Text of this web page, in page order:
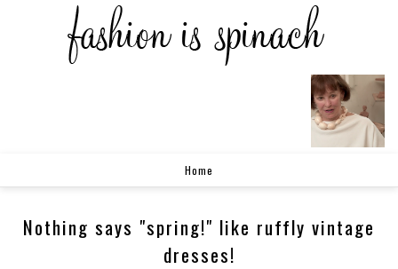
Home
Nothing says "spring!" like ruffly vintage
dresses!